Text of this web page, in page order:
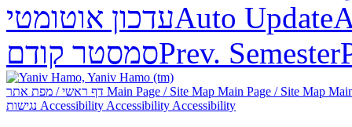
עדכון אוטומטיAuto Update
סמסטר קודםPrev. Semester
Main Page / Site Map Main Page / Site Map
Accessibility Accessibility Accessibility